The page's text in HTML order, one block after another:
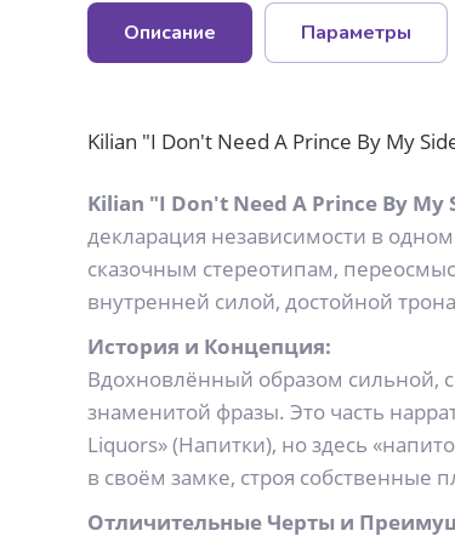
Описание Параметры
Kilian "I Don't Need A Prince By My
Kilian "I Don't Need A Prince By My
декларация независимости в
сказочным стереотипам,
внутренней силой, достойной
История и Концепция:
Вдохновлённый образом сильной,
знаменитой фразы. Это часть
Liquors» (Напитки), но здесь
в своём замке, строя собственные
Отличительные Черты и